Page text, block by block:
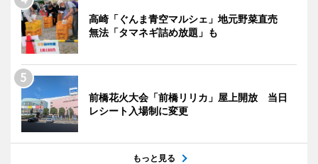
高崎「ぐんま青空マルシェ」地元野菜直売
無法「タマネギ詰め放題」も
前橋花火大会「前橋リリカ」屋上開放 当日
レシート入場制に変更
もっと見る